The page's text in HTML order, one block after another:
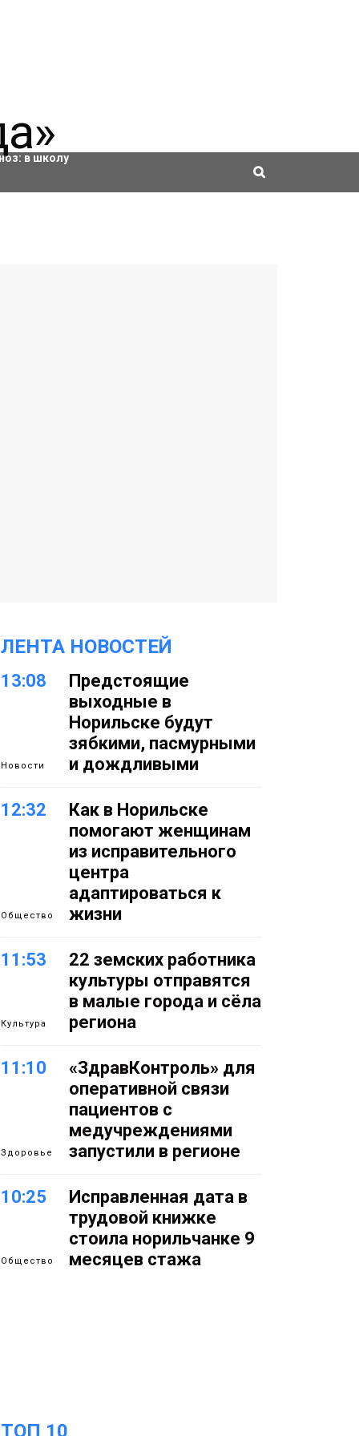
в школу
ЛЕНТА НОВОСТЕЙ
13:08
Новости
Предстоящие
выходные в
Норильске будут
зябкими, пасмурными
и дождливыми
12:32
Общество
Как в Норильске
помогают женщинам
из исправительного
центра
адаптироваться к
жизни
11:53
Культура
22 земских работника
культуры отправятся
в малые города и сёла
региона
11:10
Здоровье
«ЗдравКонтроль» для
оперативной связи
пациентов с
медучреждениями
запустили в регионе
10:25
Общество
Исправленная дата в
трудовой книжке
стоила норильчанке 9
месяцев стажа
06 августа
ТОП 10